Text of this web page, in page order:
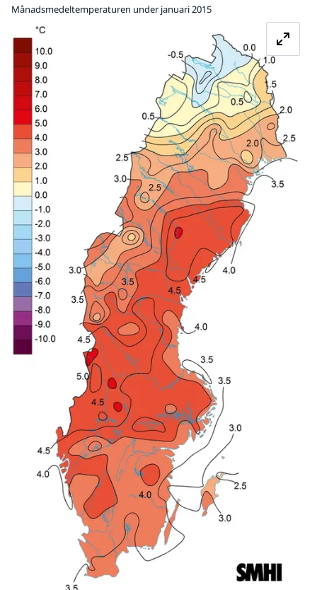
Månadsmedeltemperaturen under januari 2015